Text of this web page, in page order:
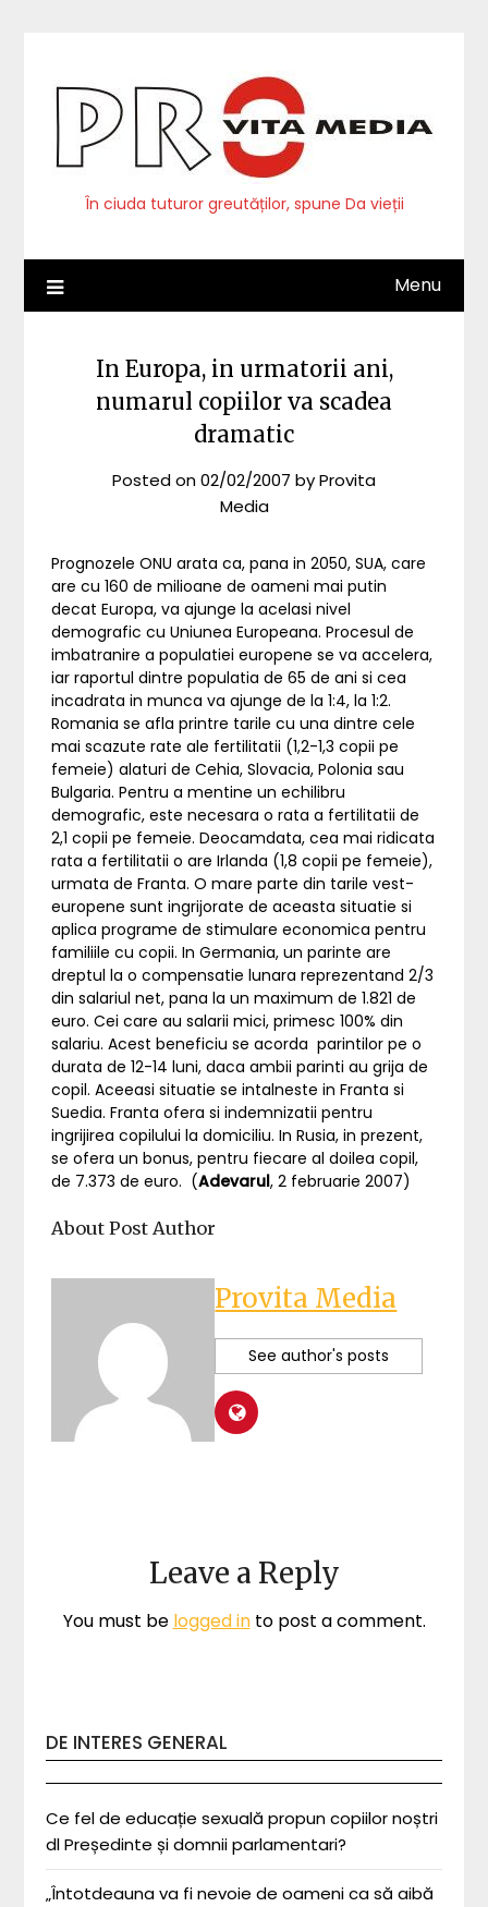
În ciuda tuturor greutăților, spune Da vieții
Menu
In Europa, in urmatorii ani,
numarul copiilor va scadea
dramatic
Posted on02/02/2007 byProvita
Media
Prognozele ONU arata ca, pana in 2050, SUA, care
are cu 160 de milioane de oameni mai putin
decat Europa, va ajunge la acelasi nivel
demografic cu Uniunea Europeana. Procesul de
imbatranire a populatiei europene se va accelera,
iar raportul dintre populatia de 65 de ani si cea
incadrata in munca va ajunge de la 1:4, la 1:2.
Romania se afla printre tarile cu una dintre cele
mai scazute rate ale fertilitatii (1,2-1,3 copii pe
femeie) alaturi de Cehia, Slovacia, Polonia sau
Bulgaria. Pentru a mentine un echilibru
demografic, este necesara o rata a fertilitatii de
2,1 copii pe femeie. Deocamdata, cea mai ridicata
rata a fertilitatii o are Irlanda (1,8 copii pe femeie),
urmata de Franta. O mare parte din tarile vest-
europene sunt ingrijorate de aceasta situatie si
aplica programe de stimulare economica pentru
familiile cu copii. In Germania, un parinte are
dreptul la o compensatie lunara reprezentand 2/3
din salariul net, pana la un maximum de 1.821 de
euro. Cei care au salarii mici, primesc 100% din
salariu. Acest beneficiu se acorda parintilor pe o
durata de 12-14 luni, daca ambii parinti au grija de
copil. Aceeasi situatie se intalneste in Franta si
Suedia. Franta ofera si indemnizatii pentru
ingrijirea copilului la domiciliu. In Rusia, in prezent,
se ofera un bonus, pentru fiecare al doilea copil,
de 7.373 de euro. (Adevarul, 2 februarie 2007)
About Post Author
Provita Media
See author's posts
Leave a Reply
You must be logged into post a comment.
DE INTERES GENERAL
Ce fel de educație sexuală propun copiilor noștri
dl Președinte și domnii parlamentari?
„Întotdeauna va fi nevoie de oameni ca să aibă